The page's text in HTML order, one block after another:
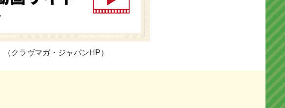
（クラヴマガ・ジャパンHP）